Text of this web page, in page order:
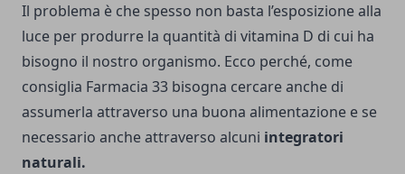
Il problema è che spesso non basta l’esposizione alla
luce per produrre la quantità di vitamina D di cui ha
bisogno il nostro organismo. Ecco perché, come
consiglia Farmacia 33 bisogna cercare anche di
assumerla attraverso una buona alimentazione e se
necessario anche attraverso alcuni integratori
naturali.